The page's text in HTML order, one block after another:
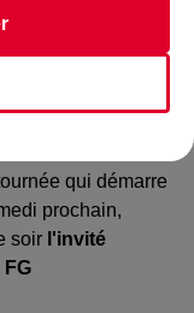
scène française,
!Woraklsa trouvé
musique
» l'un de ses
qui démarre
prochain,
soir l'invité